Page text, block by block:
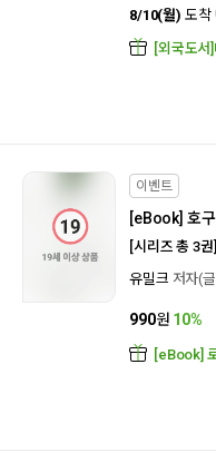
8/10(월) 도착
[외국도서
이벤트
[eBook] 호
[시리즈 총 3권]
유밀크 저자(
990원 10%
[eBook]